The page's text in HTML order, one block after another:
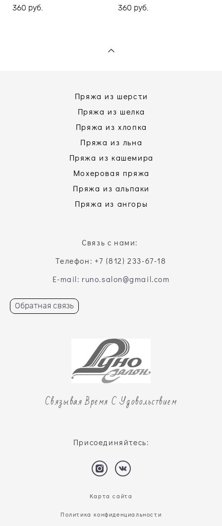
360 pуб.
360 pуб.
Пряжа из шерсти
Пряжа из шелка
Пряжа из хлопка
Пряжа из льна
Пряжа из кашемира
Мохеровая пряжа
Пряжа из альпаки
Пряжа из ангоры
Связь с нами:
Телефон: +7 (812) 233-67-18
E-mail: runo.salon@gmail.com
Обратная связь
Связывая Время С Удовольствием
Присоединяйтесь:
Карта сайта
Политика конфиденциальности